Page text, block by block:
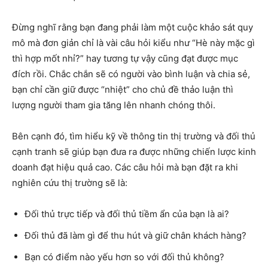
Đừng nghĩ rằng bạn đang phải làm một cuộc khảo sát quy
mô mà đơn giản chỉ là vài câu hỏi kiểu như “Hè này mặc gì
thì hợp mốt nhỉ?” hay tương tự vậy cũng đạt được mục
đích rồi. Chắc chắn sẽ có người vào bình luận và chia sẻ,
bạn chỉ cần giữ được “nhiệt” cho chủ đề thảo luận thì
lượng người tham gia tăng lên nhanh chóng thôi.
Bên cạnh đó, tìm hiểu kỹ về thông tin thị trường và đối thủ
cạnh tranh sẽ giúp bạn đưa ra được những chiến lược kinh
doanh đạt hiệu quả cao. Các câu hỏi mà bạn đặt ra khi
nghiên cứu thị trường sẽ là:
Đối thủ trực tiếp và đối thủ tiềm ẩn của bạn là ai?
Đối thủ đã làm gì để thu hút và giữ chân khách hàng?
Bạn có điểm nào yếu hơn so với đối thủ không?